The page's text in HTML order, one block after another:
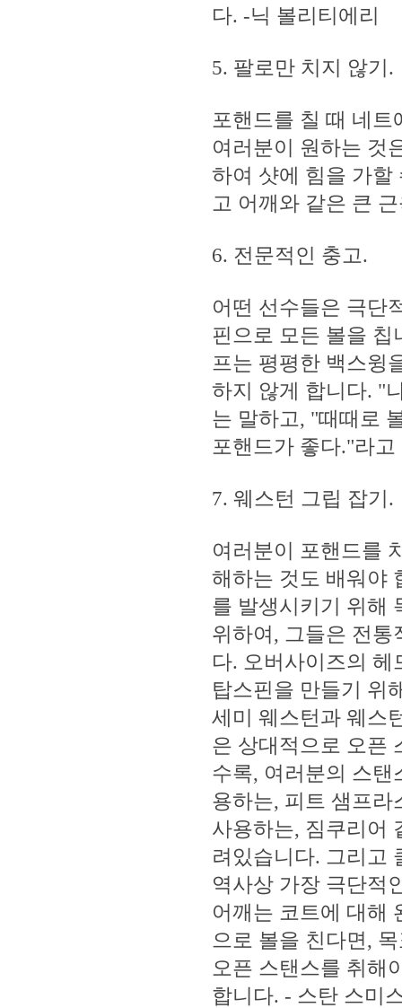
다. -닉 볼리티에리
5. 팔로만 치지 않기.
포핸드를 칠 때 네
여러분이 원하는 것
하여 샷에 힘을 가할
고 어깨와 같은 큰
6. 전문적인 충고.
어떤 선수들은 극단
핀으로 모든 볼을
프는 평평한 백스윙
하지 않게 합니다. "
는 말하고, "때때로
포핸드가 좋다."라
7. 웨스턴 그립 잡기.
여러분이 포핸드를
해하는 것도 배워야
를 발생시키기 위해
위하여, 그들은 전
다. 오버사이즈의
탑스핀을 만들기 위
세미 웨스턴과 웨스
은 상대적으로 오픈
수록, 여러분의 스탠
용하는, 피트 샘프라
사용하는, 짐쿠리어
려있습니다. 그리고
역사상 가장 극단적
어깨는 코트에 대해
으로 볼을 친다면,
오픈 스탠스를 취해
합니다. - 스탄 스미